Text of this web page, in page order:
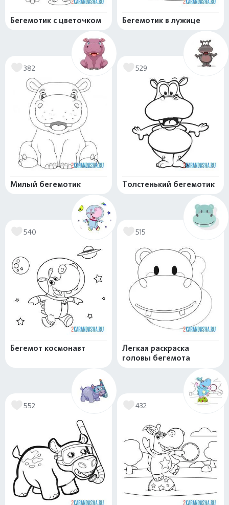
Бегемотик с цветочком Бегемотик в лужице
382
Милый бегемотик
529
Толстенький бегемотик
540
Бегемот космонавт
515
Легкая раскраска
головы бегемота
552 432